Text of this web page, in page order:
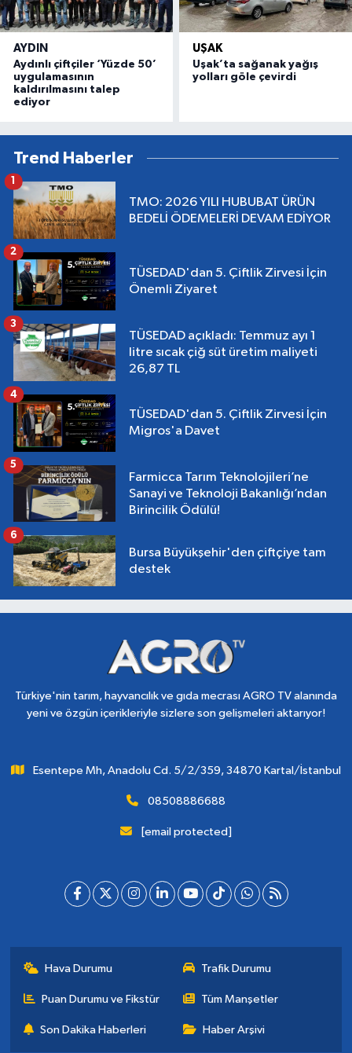
AYDIN
Aydınlı çiftçiler ‘Yüzde 50’
uygulamasının
kaldırılmasını talep
ediyor
UŞAK
Uşak’ta sağanak yağış
yolları göle çevirdi
Trend Haberler
TMO: 2026 YILI HUBUBAT ÜRÜN
BEDELİ ÖDEMELERİ DEVAM EDİYOR
TÜSEDAD'dan 5. Çiftlik Zirvesi İçin
Önemli Ziyaret
2
TÜSEDAD açıkladı: Temmuz ayı 1
litre sıcak çiğ süt üretim maliyeti
26,87 TL
3
TÜSEDAD'dan 5. Çiftlik Zirvesi İçin
Migros'a Davet
4
Farmicca Tarım Teknolojileri’ne
Sanayi ve Teknoloji Bakanlığı’ndan
Birincilik Ödülü!
5
Bursa Büyükşehir'den çiftçiye tam
destek
6
Türkiye'nin tarım, hayvancılık ve gıda mecrası AGRO TV alanında
yeni ve özgün içerikleriyle sizlere son gelişmeleri aktarıyor!
Esentepe Mh, Anadolu Cd. 5/2/359, 34870 Kartal/İstanbul
08508886688
[email protected]
Hava Durumu Trafik Durumu
Puan Durumu ve Fikstür Tüm Manşetler
Son Dakika Haberleri Haber Arşivi